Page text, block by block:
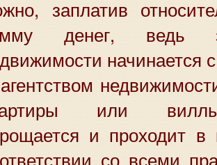
заплатив
денег, ведь
начинается
или
и проходит в
со всеми